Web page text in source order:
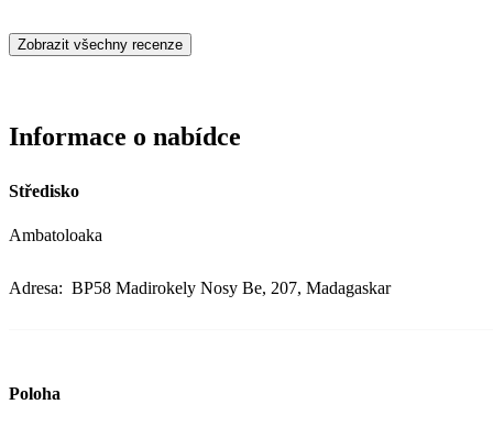
Zobrazit všechny recenze
Informace o nabídce
Středisko
Ambatoloaka
Adresa: BP58 Madirokely Nosy Be, 207, Madagaskar
Poloha